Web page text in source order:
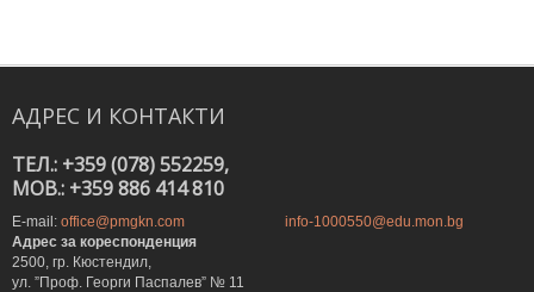
АДРЕС И КОНТАКТИ
ТЕЛ.: +359 (078) 552259,
MOB.: +359 886 414 810
E-mail: office@pmgkn.com
info-1000550@edu.mon.bg
Адрес за кореспонденция
2500, гр. Кюстендил,
ул. ”Проф. Георги Паспалев” № 11